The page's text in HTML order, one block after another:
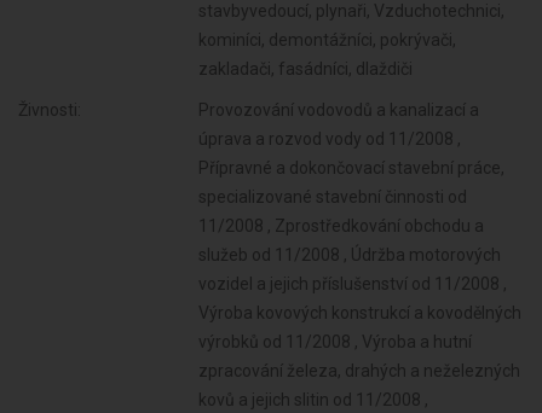
stavbyvedoucí, plynaři, Vzduchotechnici,
kominíci, demontážníci, pokrývači,
zakladači, fasádníci, dlaždiči
Živnosti:
Provozování vodovodů a kanalizací a
úprava a rozvod vody od 11/2008 ,
Přípravné a dokončovací stavební práce,
specializované stavební činnosti od
11/2008 , Zprostředkování obchodu a
služeb od 11/2008 , Údržba motorových
vozidel a jejich příslušenství od 11/2008 ,
Výroba kovových konstrukcí a kovodělných
výrobků od 11/2008 , Výroba a hutní
zpracování železa, drahých a neželezných
kovů a jejich slitin od 11/2008 ,